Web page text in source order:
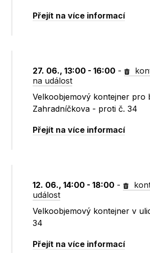
Přejít na více informací
27. 06., 13:00 - 16:00 -
na událost
Velkoobjemový kontejner pro
Zahradníčkova - proti č. 34
Přejít na více informací
12. 06., 14:00 - 18:00 -
událost
Velkoobjemový kontejner v
34
Přejít na více informací